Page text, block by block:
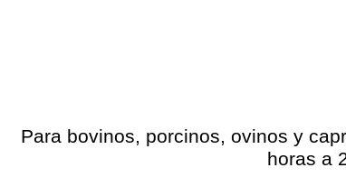
Para bovinos, porcinos, ovinos y
horas a